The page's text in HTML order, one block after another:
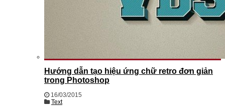
Hướng dẫn tạo hiệu ứng chữ retro đơn giản
trong Photoshop
16/03/2015
Text